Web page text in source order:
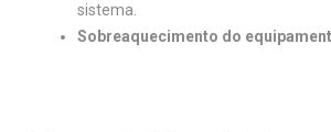
sistema.
Sobreaquecimento do